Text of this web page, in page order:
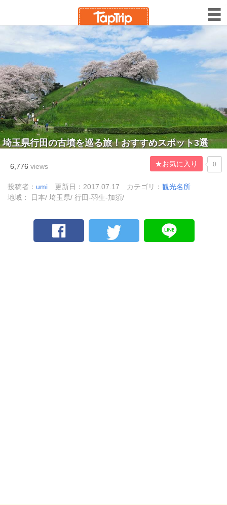
埼玉県行田の古墳を巡る旅！おすすめスポット3選
6,776 views ★お気に入り 0
投稿者： umi 更新日：2017.07.17 カテゴリ： 観光名所
地域： 日本/ 埼玉県/ 行田-羽生-加須/